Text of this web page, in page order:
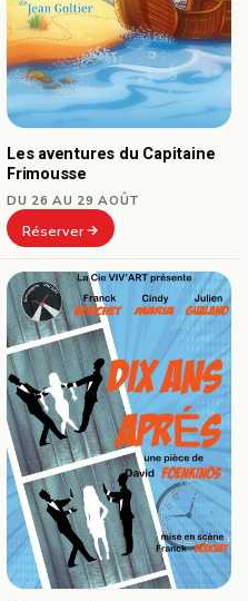
Les aventures du Capitaine
Frimousse
DU 26 AU 29 AOÛT
Réserver